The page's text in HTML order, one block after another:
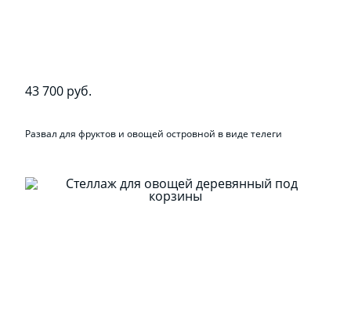
43 700 руб.
Развал для фруктов и овощей островной в виде телеги